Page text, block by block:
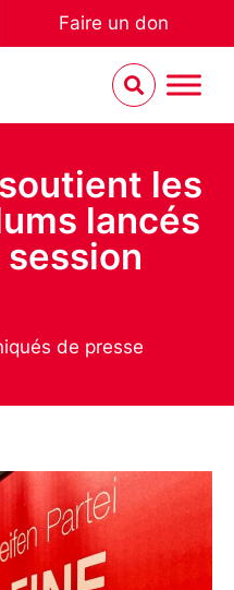
Faire un don
les
lancés
session
de presse